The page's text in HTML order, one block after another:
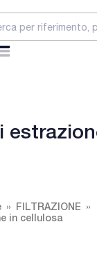
FILTRAZIONE
in cellulosa